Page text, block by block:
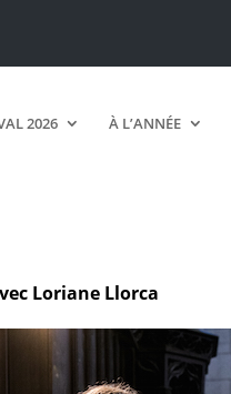
2026 À L’ANNÉE
Loriane Llorca